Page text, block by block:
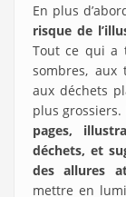
En plus
risque de
Tout ce qui a
sombres,
aux déchets
plus grossiers.
pages,
déchets, et
des allures
mettre en